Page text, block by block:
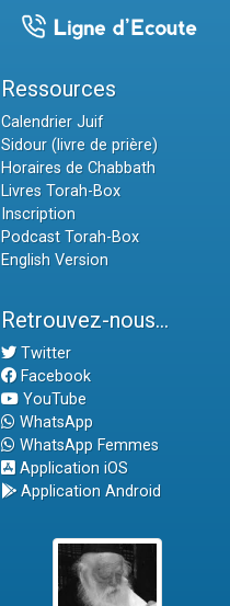
Ressources
Calendrier Juif
Sidour (livre de prière)
Horaires de Chabbath
Livres Torah-Box
Inscription
Podcast Torah-Box
English Version
Retrouvez-nous...
Twitter
Facebook
YouTube
WhatsApp
WhatsApp Femmes
Application iOS
Application Android